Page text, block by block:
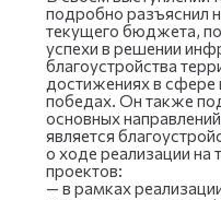
подробно разъяснил
текущего бюджета,
успехи в решении
благоустройства
достижениях в сфере
победах. Он также
основных
является
о ходе реализации на
проектов:
— в рамках